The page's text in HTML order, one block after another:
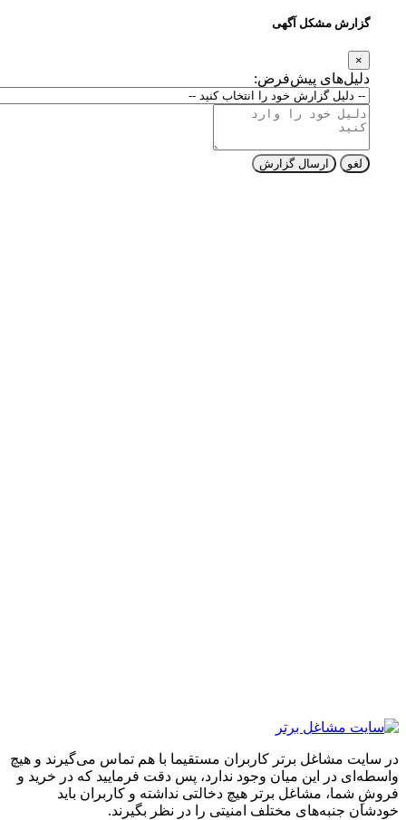
گزارش مشکل آگهی
دلیل‌های پیش‌فرض:
ارسال گزارش
مشاغل برتر کاربران مستقیما با هم تماس می‌گیرند و هیچ
در این میان وجود ندارد، پس دقت فرمایید که در خرید و
شما، مشاغل برتر هیچ دخالتی نداشته و کاربران باید
جنبه‌های مختلف امنیتی را در نظر بگیرند.